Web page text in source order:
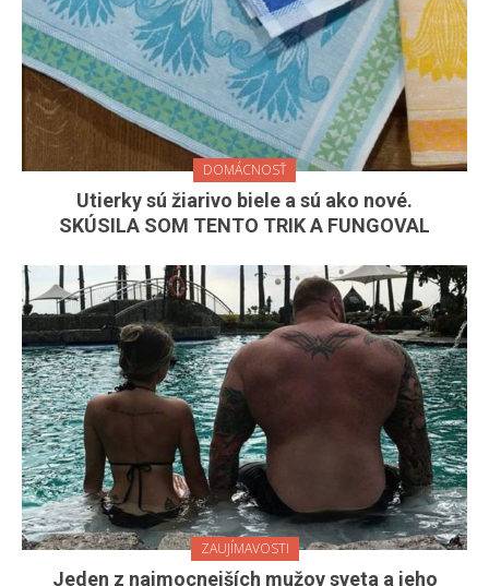
DOMÁCNOSŤ
Utierky sú žiarivo biele a sú ako nové.
SKÚSILA SOM TENTO TRIK A FUNGOVAL
ZAUJÍMAVOSTI
Jeden z najmocnejších mužov sveta a jeho